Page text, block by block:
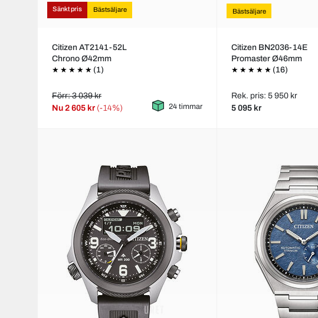
Sänkt pris Bästsäljare
Citizen AT2141-52L
Chrono Ø42mm
(1)
Förr: 3 039 kr
Nu2 605 kr (-14%) 24 timmar
Bästsäljare
Citizen BN2036-14E
Promaster Ø46mm
(16)
Rek. pris: 5 950 kr
5 095 kr